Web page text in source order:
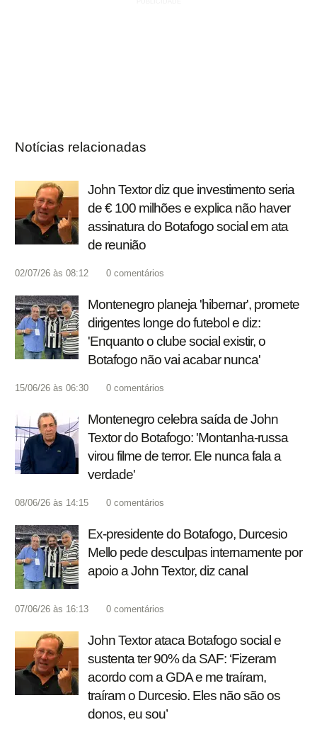
Notícias relacionadas
John Textor diz que investimento seria
de € 100 milhões e explica não haver
assinatura do Botafogo social em ata
de reunião
02/07/26 às 08:12 0 comentários
Montenegro planeja 'hibernar', promete
dirigentes longe do futebol e diz:
'Enquanto o clube social existir, o
Botafogo não vai acabar nunca'
15/06/26 às 06:30 0 comentários
Montenegro celebra saída de John
Textor do Botafogo: 'Montanha-russa
virou filme de terror. Ele nunca fala a
verdade'
08/06/26 às 14:15 0 comentários
Ex-presidente do Botafogo, Durcesio
Mello pede desculpas internamente por
apoio a John Textor, diz canal
07/06/26 às 16:13 0 comentários
John Textor ataca Botafogo social e
sustenta ter 90% da SAF: ‘Fizeram
acordo com a GDA e me traíram,
traíram o Durcesio. Eles não são os
donos, eu sou’